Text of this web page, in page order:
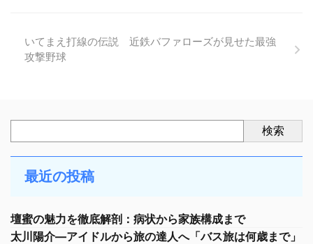
いてまえ打線の伝説 近鉄バファローズが見せた最強
攻撃野球
検索
最近の投稿
壇蜜の魅力を徹底解剖：病状から家族構成まで
太川陽介—アイドルから旅の達人へ「バス旅は何歳まで」